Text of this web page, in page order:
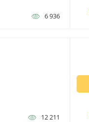
6 936
12 211